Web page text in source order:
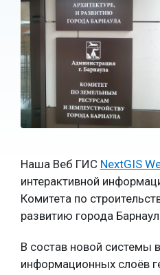
Наша Веб ГИС NextGIS
интерактивной
Комитета по
развитию города
В состав новой системы
информационных слоёв